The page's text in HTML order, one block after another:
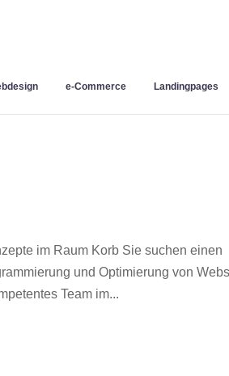
e-Commerce Landingpages
im Raum Korb Sie suchen einen
und Optimierung von
Team im...